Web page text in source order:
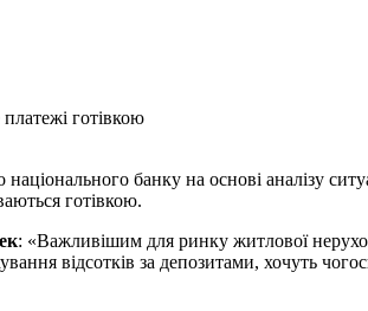
готівкою
банку на основі аналізу
готівкою.
: «Важливішим для ринку житлової
відсотків за депозитами, хочуть